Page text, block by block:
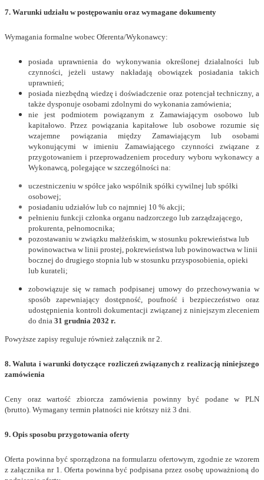
7. Warunki udziału w postępowaniu oraz wymagane dokumenty
Wymagania formalne wobec Oferenta/Wykonawcy:
posiada uprawnienia do wykonywania określonej działalności lub
czynności, jeżeli ustawy nakładają obowiązek posiadania takich
uprawnień;
posiada niezbędną wiedzę i doświadczenie oraz potencjał techniczny, a
także dysponuje osobami zdolnymi do wykonania zamówienia;
nie jest podmiotem powiązanym z Zamawiającym osobowo lub
kapitałowo. Przez powiązania kapitałowe lub osobowe rozumie się
wzajemne powiązania między Zamawiającym lub osobami
wykonującymi w imieniu Zamawiającego czynności związane z
przygotowaniem i przeprowadzeniem procedury wyboru wykonawcy a
Wykonawcą, polegające w szczególności na:
uczestniczeniu w spółce jako wspólnik spółki cywilnej lub spółki
osobowej;
posiadaniu udziałów lub co najmniej 10 % akcji;
pełnieniu funkcji członka organu nadzorczego lub zarządzającego,
prokurenta, pełnomocnika;
pozostawaniu w związku małżeńskim, w stosunku pokrewieństwa lub
powinowactwa w linii prostej, pokrewieństwa lub powinowactwa w linii
bocznej do drugiego stopnia lub w stosunku przysposobienia, opieki
lub kurateli;
zobowiązuje się w ramach podpisanej umowy do przechowywania w
sposób zapewniający dostępność, poufność i bezpieczeństwo oraz
udostępnienia kontroli dokumentacji związanej z niniejszym zleceniem
do dnia 31 grudnia 2032 r.
Powyższe zapisy reguluje również załącznik nr 2.
8. Waluta i warunki dotyczące rozliczeń związanych z realizacją niniejszego
zamówienia
Ceny oraz wartość zbiorcza zamówienia powinny być podane w PLN
(brutto). Wymagany termin płatności nie krótszy niż 3 dni.
9. Opis sposobu przygotowania oferty
Oferta powinna być sporządzona na formularzu ofertowym, zgodnie ze wzorem
z załącznika nr 1. Oferta powinna być podpisana przez osobę upoważnioną do